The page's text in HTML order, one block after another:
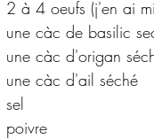
2 à 4 oeufs (j'en ai
une càc de basilic
une càc d'origan
une càc d'ail séché
sel
poivre